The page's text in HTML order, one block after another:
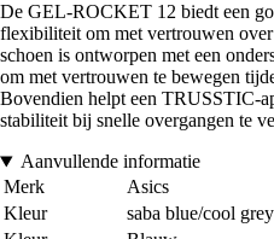
De GEL-ROCKET 12 biedt een
flexibiliteit om met vertrouwen
schoen is ontworpen met een
om met vertrouwen te bewegen
Bovendien helpt een TRUSSTIC-
stabiliteit bij snelle overgangen te
Aanvullende informatie
Merk
Asics
Kleur
saba blue/cool grey